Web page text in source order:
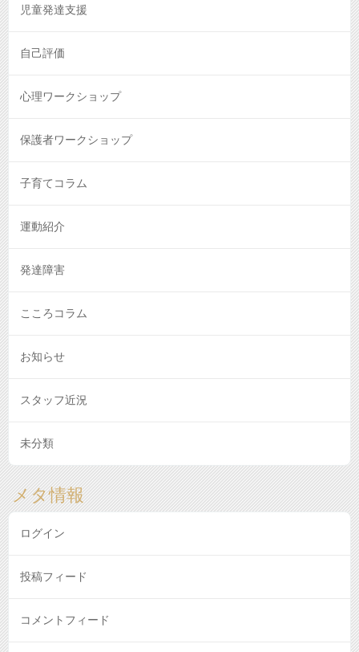
児童発達支援
自己評価
心理ワークショップ
保護者ワークショップ
子育てコラム
運動紹介
発達障害
こころコラム
お知らせ
スタッフ近況
未分類
メタ情報
ログイン
投稿フィード
コメントフィード